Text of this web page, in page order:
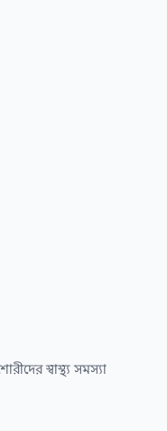
স্বাস্থ্য সমস্যা